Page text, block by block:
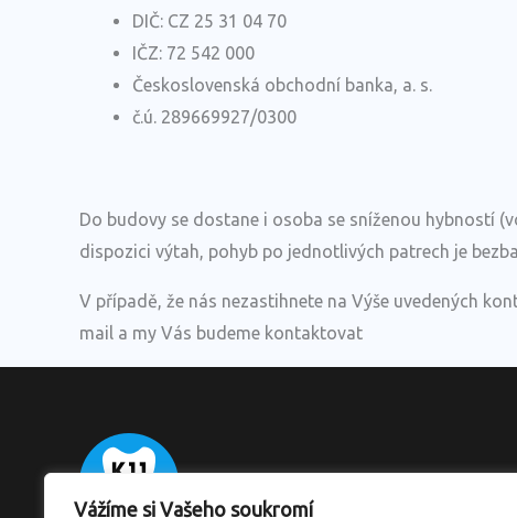
Vážíme si Vašeho soukromí
DIČ: CZ 25 31 04 70
IČZ: 72 542 000
Československá obchodní banka, a. s.
č.ú. 289669927/0300
Do budovy se dostane i osoba se sníženou hybností
dispozici výtah, pohyb po jednotlivých patrech je
V případě, že nás nezastihnete na Výše uvedených
mail a my Vás budeme kontaktovat